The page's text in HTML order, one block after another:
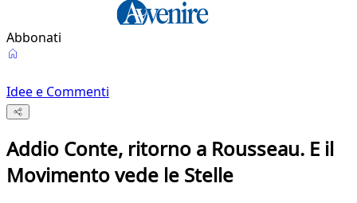
Abbonati
Idee e Commenti
Addio Conte, ritorno a Rousseau. E il
Movimento vede le Stelle